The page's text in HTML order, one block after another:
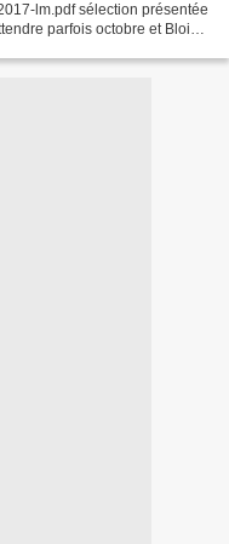
lm.pdf sélection présentée
parfois octobre et Blois